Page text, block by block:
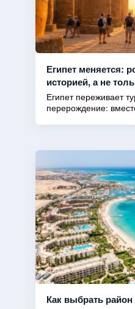
Египет меняется:
историей, а не
Египет переживает
перерождение:
Как выбрать